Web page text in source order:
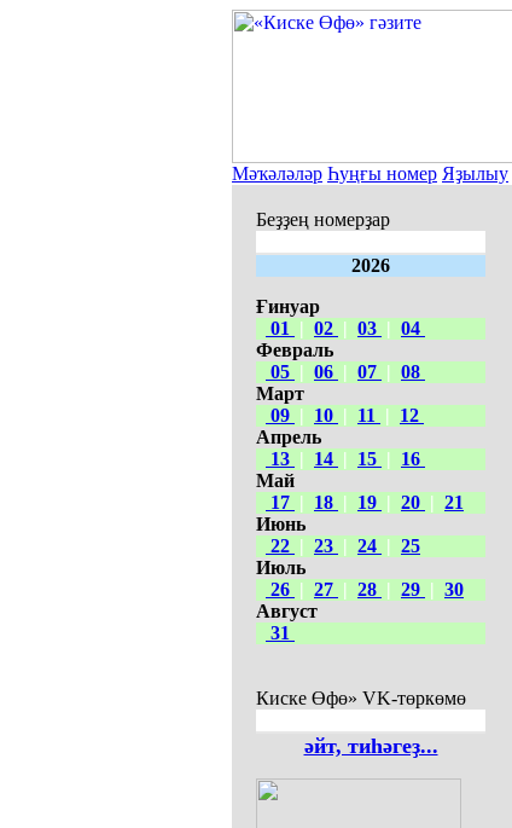
Мәҡәләләр Һуңғы номер Яҙылыу
Беҙҙең номерҙар
2026
Ғинуар
01
| 02 | 03 | 04
Февраль
05 | 06 | 07 | 08
Март
09 | 10 | 11 |
12
Апрель
13 | 14 | 15 |
16
Май
17 | 18 | 19 | 20 | 21
Июнь
22 | 23 | 24 | 25
Июль
26 | 27 | 28 | 29 | 30
Август
31
Киске Өфө» VK-төркөмө
әйт, тиһәгеҙ...